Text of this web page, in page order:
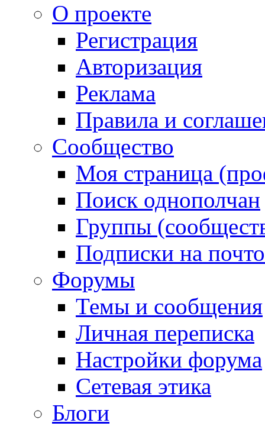
О проекте
Регистрация
Авторизация
Реклама
Правила и
Сообщество
Моя страница
Поиск однополчан
Группы
Подписки на
Форумы
Темы и сообщения
Личная переписка
Настройки форума
Сетевая этика
Блоги